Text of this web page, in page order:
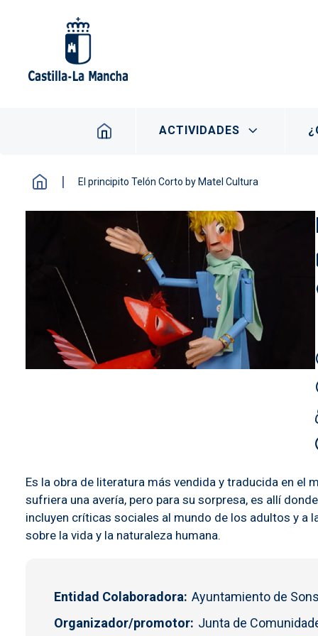
Navegación principal
ACTIVIDADES
El principito Telón Corto by Matel Cultura
Es la obra de literatura más vendida y traducida en el
sufriera una avería, pero para su sorpresa, es allí
incluyen críticas sociales al mundo de los adultos y a
sobre la vida y la naturaleza humana.
Entidad Colaboradora Ayuntamiento de
Organizador/promotor Junta de